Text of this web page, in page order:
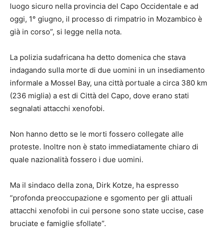
luogo sicuro nella provincia del Capo Occidentale e ad
oggi, 1° giugno, il processo di rimpatrio in Mozambico è
già in corso”, si legge nella nota.
La polizia sudafricana ha detto domenica che stava
indagando sulla morte di due uomini in un insediamento
informale a Mossel Bay, una città portuale a circa 380 km
(236 miglia) a est di Città del Capo, dove erano stati
segnalati attacchi xenofobi.
Non hanno detto se le morti fossero collegate alle
proteste. Inoltre non è stato immediatamente chiaro di
quale nazionalità fossero i due uomini.
Ma il sindaco della zona, Dirk Kotze, ha espresso
“profonda preoccupazione e sgomento per gli attuali
attacchi xenofobi in cui persone sono state uccise, case
bruciate e famiglie sfollate”.